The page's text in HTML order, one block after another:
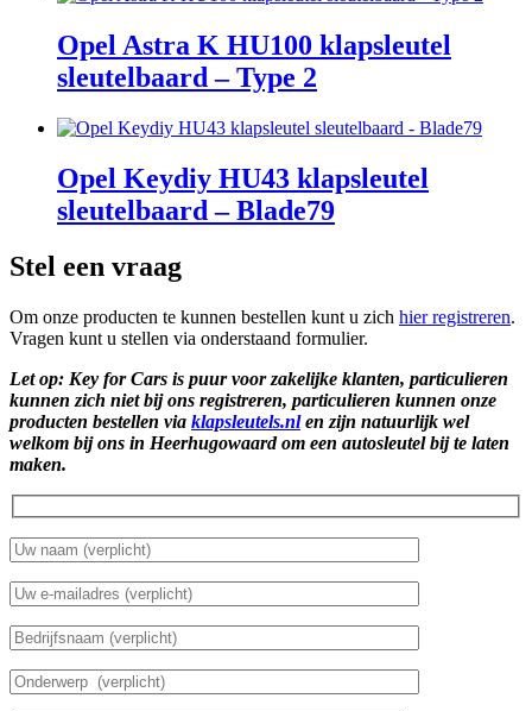
Opel Astra K HU100 klapsleutel
sleutelbaard – Type 2
Opel Keydiy HU43 klapsleutel
sleutelbaard – Blade79
Stel een vraag
Om onze producten te kunnen bestellen kunt u zich hier registreren.
Vragen kunt u stellen via onderstaand formulier.
Let op: Key for Cars is puur voor zakelijke klanten, particulieren
kunnen zich niet bij ons registreren, particulieren kunnen onze
producten bestellen via klapsleutels.nlen zijn natuurlijk wel
welkom bij ons in Heerhugowaard om een autosleutel bij te laten
maken.